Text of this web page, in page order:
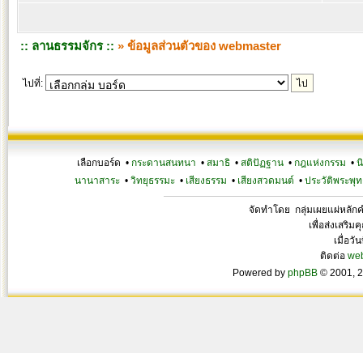
:: ลานธรรมจักร :: » ข้อมูลส่วนตัวของ webmaster
ไปที่:
เลือกบอร์ด • กระดานสนทนา • สมาธิ • สติปัฏฐาน • กฎแห่งกรรม •
นานาสาระ• วิทยุธรรมะ• เสียงธรรม • เสียงสวดมนต์ • ประวัติพระพุท
จัดทำโดย กลุ่มเผยแผ่หลัก
เพื่อส่งเสริม
เมื่อวั
ติดต่อ
Powered by phpBB © 2001,